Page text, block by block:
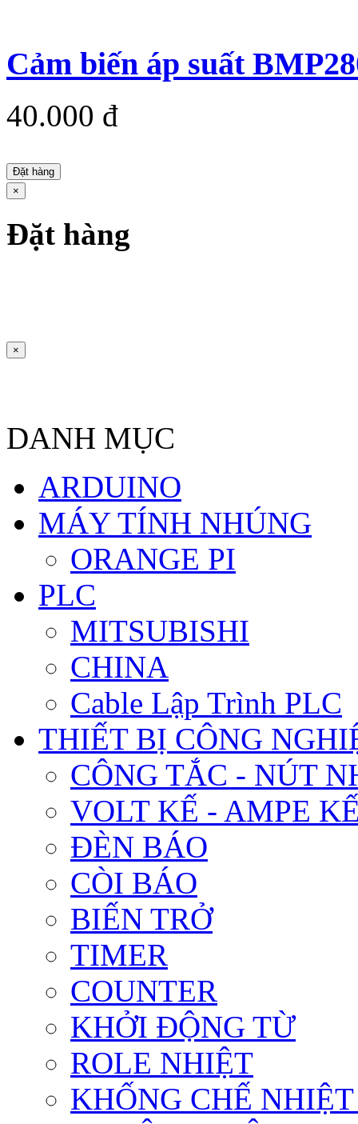
Cảm biến áp suất
40.000 đ
Đặt hàng
×
Đặt hàng
×
DANH MỤC
ARDUINO
MÁY TÍNH NHÚNG
ORANGE PI
PLC
MITSUBISHI
CHINA
Cable Lập Trình PLC
THIẾT BỊ CÔNG
CÔNG TẮC - NÚT
VOLT KẾ - AMPE
ĐÈN BÁO
CÒI BÁO
BIẾN TRỞ
TIMER
COUNTER
KHỞI ĐỘNG TỪ
ROLE NHIỆT
KHỐNG CHẾ